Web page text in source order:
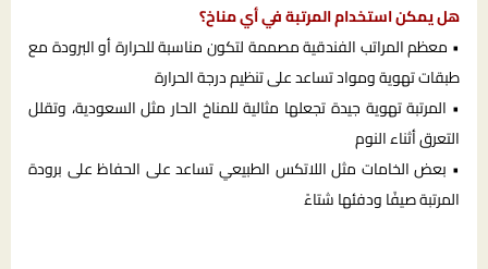
هل يمكن استخدام المرتبة في أي مناخ؟
• معظم المراتب الفندقية مصممة لتكون مناسبة للحرارة أو البرودة مع
طبقات تهوية ومواد تساعد على تنظيم درجة الحرارة
• المرتبة تهوية جيدة تجعلها مثالية للمناخ الحار مثل السعودية، وتقلل
التعرق أثناء النوم
• بعض الخامات مثل اللاتكس الطبيعي تساعد على الحفاظ على برودة
المرتبة صيفًا ودفئها شتاءً